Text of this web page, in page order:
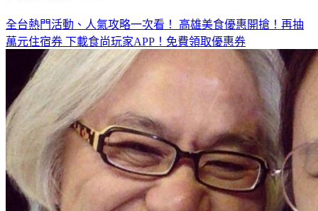
全台熱門活動、人氣攻略一次看！ 高雄美食優惠開搶！再抽
萬元住宿券 下載食尚玩家APP！免費領取優惠券